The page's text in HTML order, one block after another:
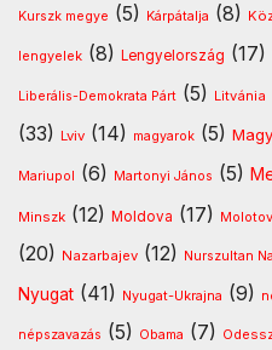
Kurszk megye (5) Kárpátalja (8)
lengyelek (8) Lengyelország (17)
Liberális-Demokrata Párt (5) Litvánia
(33) Lviv (14) magyarok (5)
Mariupol (6) Martonyi János (5)
Minszk (12) Moldova (17) Molotov
(20) Nazarbajev (12) Nurszultan
Nyugat (41) Nyugat-Ukrajna (9)
népszavazás (5) Obama (7)